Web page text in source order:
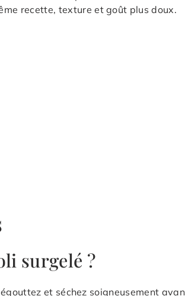
recette, texture et goût plus doux.
surgelé ?
et séchez soigneusement